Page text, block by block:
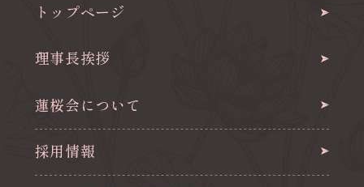
トップページ
理事長挨拶
蓮桜会について
採用情報